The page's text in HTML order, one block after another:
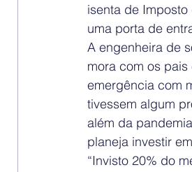
isenta de
uma porta de
A engenheira de
mora com os
emergência com
tivessem algum
além da
planeja investir
“Invisto 20% do